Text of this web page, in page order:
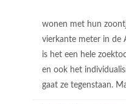
wonen met hun
vierkante meter in de
is het een hele
en ook het
gaat ze tegenstaan.